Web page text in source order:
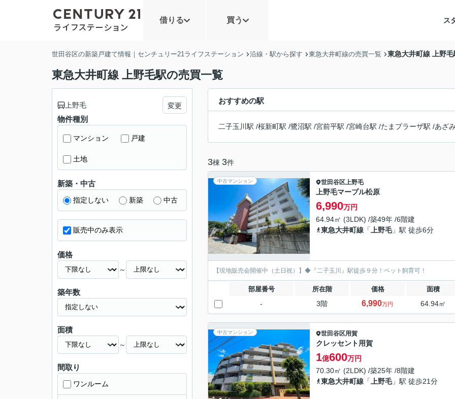
借りる 買う ス
世田谷区の新築戸建て情報｜センチュリー21ライフステーション 沿線・駅から探す 東急大井町線の売買一覧 東急大井町線 上野
東急大井町線 上野毛駅の売買一覧
おすすめの駅
二子玉川駅 /桜新町駅 /鷺沼駅 /宮前平駅 /宮崎台駅 /たまプラーザ駅 /あざ
3棟 3件
中古マンション 世田谷区上野毛
上野毛マープル松原
6,990万円
64.94㎡ (3LDK) /築49年 /6階建
東急大井町線 「 上野毛」駅 徒歩6分
【現地販売会開催中（土日祝）】◆『二子玉川』駅徒歩９分！ペット飼育可！
部屋番号 所在階 価格 面積
- 3階 6,990万円 64.94㎡
中古マンション 世田谷区用賀
クレッセント用賀
1億600万円
70.30㎡ (2LDK) /築25年 /8階建
東急大井町線 「 上野毛」駅 徒歩21分
上野毛 変更
物件種別
マンション 戸建
土地
新築・中古
指定しない 新築 中古
販売中のみ表示
価格
～
築年数
面積
～
間取り
ワンルーム